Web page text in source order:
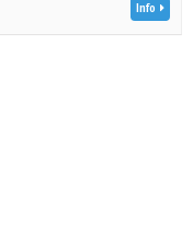
Info